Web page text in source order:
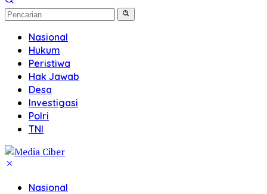
Nasional
Hukum
Peristiwa
Hak Jawab
Desa
Investigasi
Polri
TNI
Nasional